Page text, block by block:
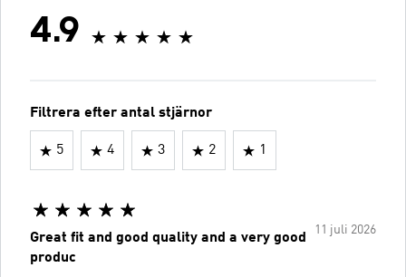
4.9
Filtrera efter antal stjärnor
5 4 3 2 1
11 juli 2026
Great fit and good quality and a very good
produc